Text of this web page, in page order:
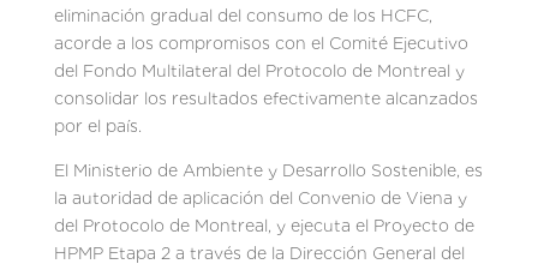
eliminación gradual del consumo de los HCFC,
acorde a los compromisos con el Comité Ejecutivo
del Fondo Multilateral del Protocolo de Montreal y
consolidar los resultados efectivamente alcanzados
por el país.
El Ministerio de Ambiente y Desarrollo Sostenible, es
la autoridad de aplicación del Convenio de Viena y
del Protocolo de Montreal, y ejecuta el Proyecto de
HPMP Etapa 2 a través de la Dirección General del